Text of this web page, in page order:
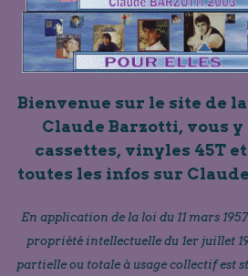
Bienvenue sur le site de
Claude Barzotti, vous y
cassettes, vinyles 45T et
toutes les infos sur
En application de la loi du 11 mars
propriété intellectuelle du 1er juillet
partielle ou totale à usage collectif est